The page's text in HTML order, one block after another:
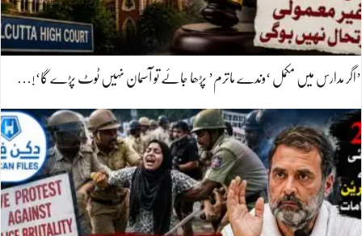
’اگر مدارس میں مکمل ‘وندے ماترم’ پڑھا جائے تو آسمان نہیں ٹوٹ پڑے گا‘!…